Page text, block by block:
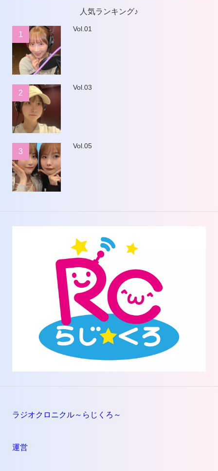
人気ランキング♪
1
Vol.01
2
Vol.03
3
Vol.05
ラジオクロニクル～らじくろ～
運営